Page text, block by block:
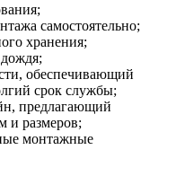
самостоятельно;
хранения;
обеспечивающий
срок службы;
предлагающий
и размеров;
монтажные